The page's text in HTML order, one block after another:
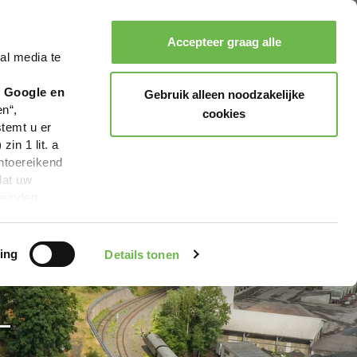
media te
en
u er
zin 1 lit. a
uw
Details tonen
Accepteer graag alle
Gebruik alleen noodzakelijke
cookies
Boeken Menu